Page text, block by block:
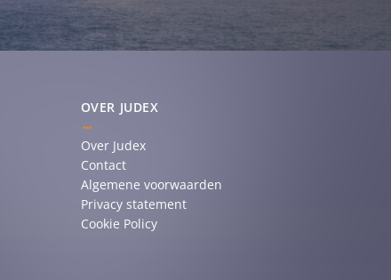
OVER JUDEX
Over Judex
Contact
Algemene voorwaarden
Privacy statement
Cookie Policy